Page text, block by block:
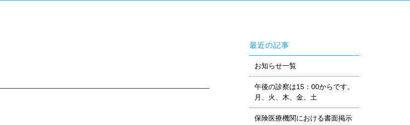
最近の記事
お知らせ一覧
午後の診察は15：00からです。
月、火、木、金、土
保険医療機関における書面掲示